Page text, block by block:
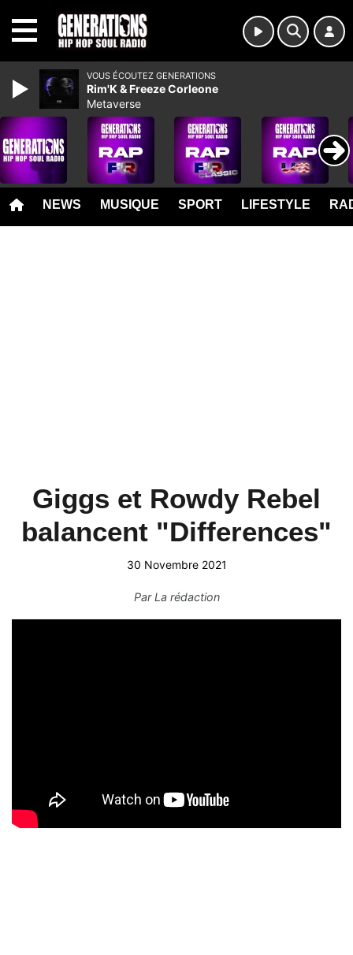
NEWS MUSIQUE SPORT LIFESTYLE
Giggs et Rowdy Rebel
balancent "Differences"
30 Novembre 2021
ParLa rédaction
VOUS ÉCOUTEZ GENERATIONS
Rim'K & Freeze Corleone
Metaverse